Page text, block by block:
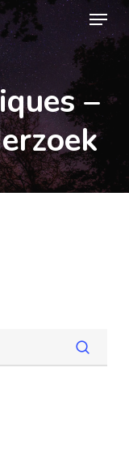
Menu
–
Close